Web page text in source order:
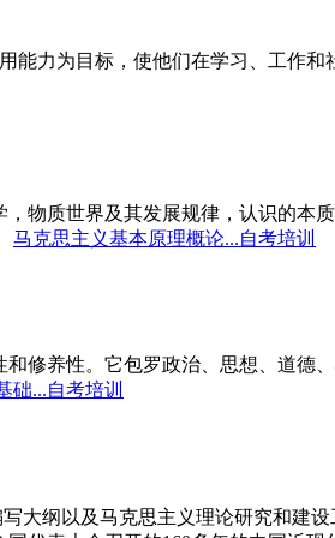
力为目标，使他们在学习、工作
物质世界及其发展规律，认识的本
马克思主义基本原理概论...自考培训
修养性。它包罗政治、思想、道德
础...自考培训
大纲以及马克思主义理论研究和建